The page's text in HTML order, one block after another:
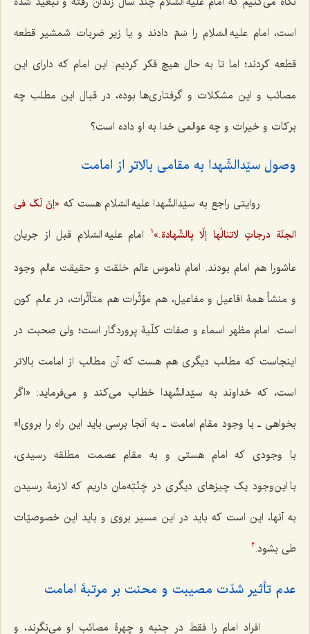
است، امام علیه السّلام را سَمّ دادند و یا زیر ضربات شمشیر قطعه
قطعه کردند؛ اما تا به حال هیچ فکر کردیم: این امام که دارای این
مصائب و این مشکلات و گرفتاری‌ها بوده، در قبال این مطلب چه
برکات و خیرات و چه عوالمی خدا به او داده است؟
وصول سیّدالشّهدا به مقامی بالاتر از امامت‌
روایتی راجع به سیّدالشّهدا علیه السّلام هست که «إنّ لَکَ فی
الجنّة درجاتٍ لاتنالُها إلّا بِالشّهادة.»1
امام علیه السّلام قبل از جریان
عاشورا هم امام بودند. امام ناموس عالم خلقت و حقیقت عالم وجود
و منشأ همۀ افاعیل و مفاعیل، هم مؤثِّرات هم متأثِّرات، در عالم کون
است. امام مظهر اسماء و صفات کلّیۀ پروردگار است؛ ولی صحبت در
اینجاست که مطالب دیگری هم هست که آن مطالب از امامت بالاتر
است، که خداوند به سیّدالشّهدا خطاب می‌کند و می‌فرماید: «اگر
بخواهی ـ با وجود مقام امامت ـ به آنجا برسی باید این راه را بروی!»
با وجودی که امام هستی و به مقام عصمت مطلقه رسیدی،
با این‌وجود یک چیزهای دیگری در چَنْتِه‌مان داریم که لازمۀ رسیدن
به آنها، این است که باید در این مسیر بروی و باید این خصوصیّات
طی بشود.2
عدم تأثیر شدّت مصیبت و محنت بر مرتبۀ امامت‌
افراد امام را فقط در جنبه و چهرۀ مصائب او می‌نگرند، و